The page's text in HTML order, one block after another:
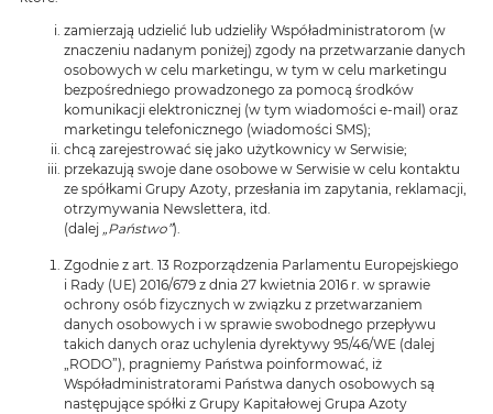
zamierzają udzielić lub udzieliły Współadministratorom (w
znaczeniu nadanym poniżej) zgody na przetwarzanie danych
osobowych w celu marketingu, w tym w celu marketingu
bezpośredniego prowadzonego za pomocą środków
komunikacji elektronicznej (w tym wiadomości e-mail) oraz
marketingu telefonicznego (wiadomości SMS);
chcą zarejestrować się jako użytkownicy w Serwisie;
przekazują swoje dane osobowe w Serwisie w celu kontaktu
ze spółkami Grupy Azoty, przesłania im zapytania, reklamacji,
otrzymywania Newslettera, itd.
(dalej „Państwo”).
Zgodnie z art. 13 Rozporządzenia Parlamentu Europejskiego
i Rady (UE) 2016/679 z dnia 27 kwietnia 2016 r. w sprawie
ochrony osób fizycznych w związku z przetwarzaniem
danych osobowych i w sprawie swobodnego przepływu
takich danych oraz uchylenia dyrektywy 95/46/WE (dalej
„RODO”), pragniemy Państwa poinformować, iż
Współadministratorami Państwa danych osobowych są
następujące spółki z Grupy Kapitałowej Grupa Azoty